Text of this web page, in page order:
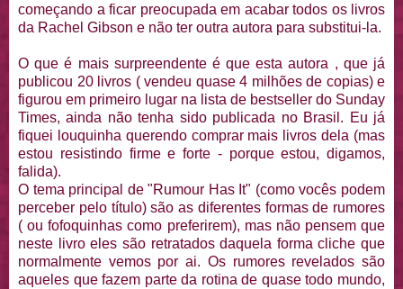
começando a ficar preocupada em acabar todos os livros
da Rachel Gibson e não ter outra autora para substitui-la.
O que é mais surpreendente é que esta autora , que já
publicou 20 livros ( vendeu quase 4 milhões de copias) e
figurou em primeiro lugar na lista de bestseller do Sunday
Times, ainda não tenha sido publicada no Brasil. Eu já
fiquei louquinha querendo comprar mais livros dela (mas
estou resistindo firme e forte - porque estou, digamos,
falida).
O tema principal de "Rumour Has It" (como vocês podem
perceber pelo título) são as diferentes formas de rumores
( ou fofoquinhas como preferirem), mas não pensem que
neste livro eles são retratados daquela forma cliche que
normalmente vemos por ai. Os rumores revelados são
aqueles que fazem parte da rotina de quase todo mundo,